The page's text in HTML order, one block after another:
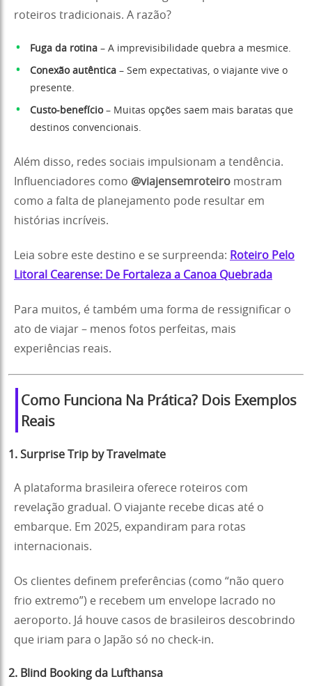
roteiros tradicionais. A razão?
Fuga da rotina – A imprevisibilidade quebra a mesmice.
Conexão autêntica – Sem expectativas, o viajante vive o
presente.
Custo-benefício– Muitas opções saem mais baratas que
destinos convencionais.
Além disso, redes sociais impulsionam a tendência.
Influenciadores como @viajensemroteiro mostram
como a falta de planejamento pode resultar em
histórias incríveis.
Leia sobre este destino e se surpreenda: Roteiro Pelo
Litoral Cearense: De Fortaleza a Canoa Quebrada
Para muitos, é também uma forma de ressignificar o
ato de viajar – menos fotos perfeitas, mais
experiências reais.
Como Funciona Na Prática? Dois Exemplos
Reais
1. Surprise Trip by Travelmate
A plataforma brasileira oferece roteiros com
revelação gradual. O viajante recebe dicas até o
embarque. Em 2025, expandiram para rotas
internacionais.
Os clientes definem preferências (como “não quero
frio extremo”) e recebem um envelope lacrado no
aeroporto. Já houve casos de brasileiros descobrindo
que iriam para o Japão só no check-in.
2. Blind Booking da Lufthansa